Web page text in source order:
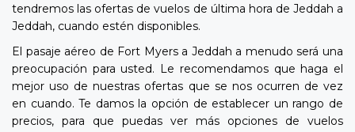
tendremos las ofertas de vuelos de última hora de Jeddah a
Jeddah, cuando estén disponibles.
El pasaje aéreo de Fort Myers a Jeddah a menudo será una
preocupación para usted. Le recomendamos que haga el
mejor uso de nuestras ofertas que se nos ocurren de vez
en cuando. Te damos la opción de establecer un rango de
precios, para que puedas ver más opciones de vuelos